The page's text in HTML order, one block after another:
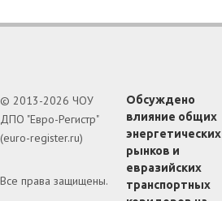
© 2013-2026 ЧОУ
ДПО "Евро-Регистр"
(euro-register.ru)
Все права защищены.
Обсуждено
влияние общих
энергетических
рынков и
евразийских
транспортных